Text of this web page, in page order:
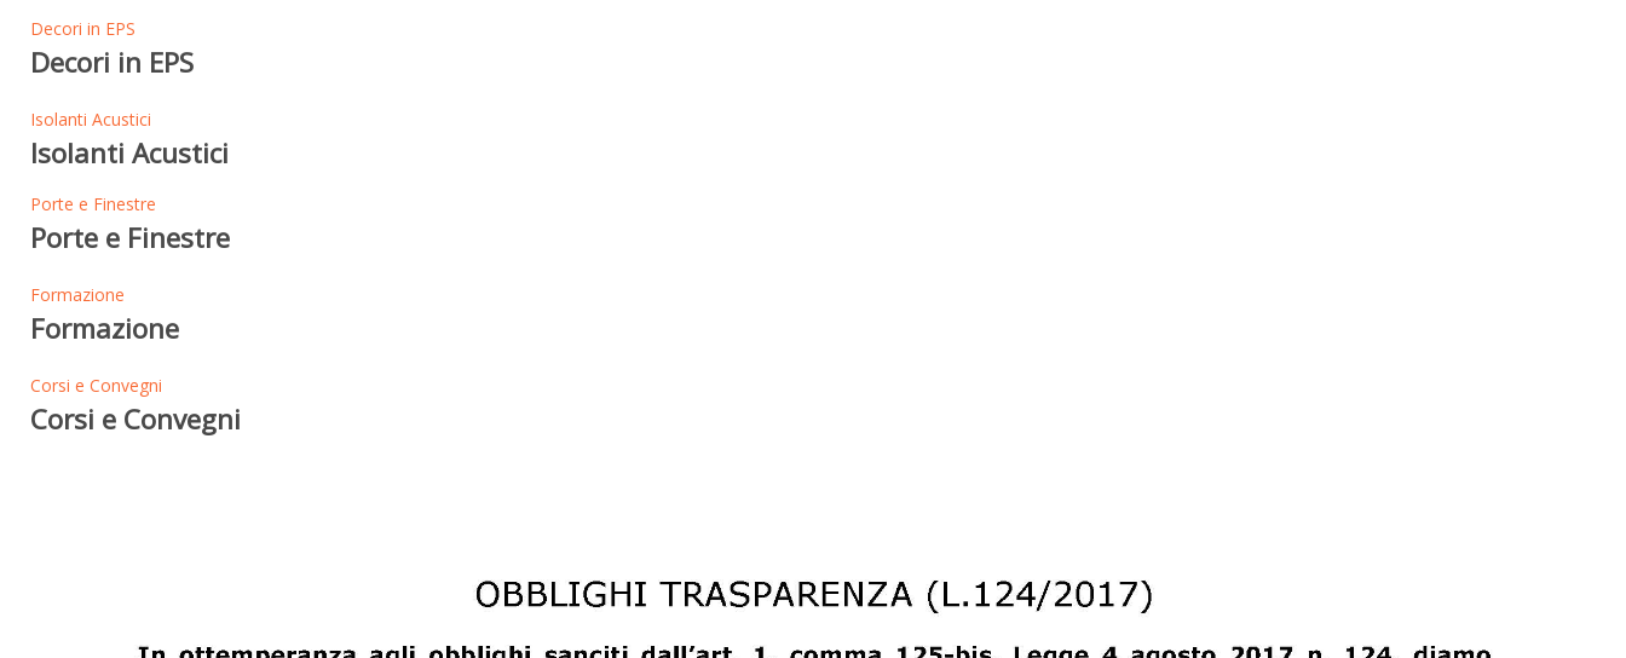
Decori in EPS
Decori in EPS
Isolanti Acustici
Isolanti Acustici
Porte e Finestre
Porte e Finestre
Formazione
Formazione
Corsi e Convegni
Corsi e Convegni